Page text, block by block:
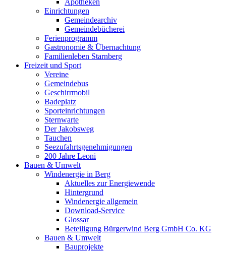
Apotheken
Einrichtungen
Gemeindearchiv
Gemeindebücherei
Ferienprogramm
Gastronomie & Übernachtung
Familienleben Starnberg
Freizeit und Sport
Vereine
Gemeindebus
Geschirrmobil
Badeplatz
Sporteinrichtungen
Sternwarte
Der Jakobsweg
Tauchen
Seezufahrtsgenehmigungen
200 Jahre Leoni
Bauen & Umwelt
Windenergie in Berg
Aktuelles zur Energiewende
Hintergrund
Windenergie allgemein
Download-Service
Glossar
Beteiligung Bürgerwind Berg GmbH Co. KG
Bauen & Umwelt
Bauprojekte